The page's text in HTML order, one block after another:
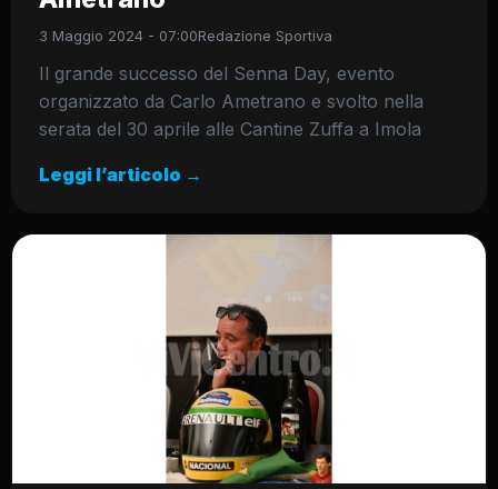
3 Maggio 2024 - 07:00Redazione Sportiva
Il grande successo del Senna Day, evento
organizzato da Carlo Ametrano e svolto nella
serata del 30 aprile alle Cantine Zuffa a Imola
Leggi l’articolo →